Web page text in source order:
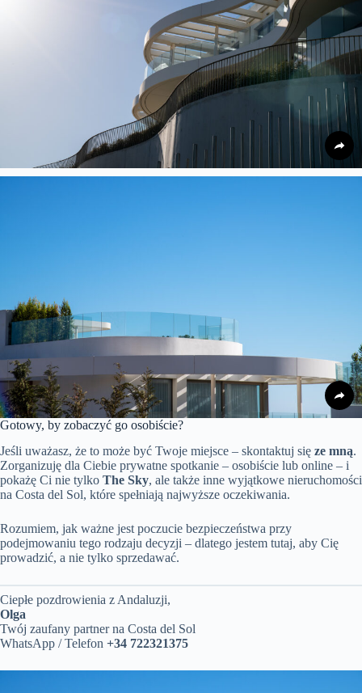
Gotowy, by zobaczyć go osobiście?
Jeśli uważasz, że to może być Twoje miejsce – skontaktuj się ze mną.
Zorganizuję dla Ciebie prywatne spotkanie – osobiście lub online – i
pokażę Ci nie tylko The Sky, ale także inne wyjątkowe nieruchomości
na Costa del Sol, które spełniają najwyższe oczekiwania.
Rozumiem, jak ważne jest poczucie bezpieczeństwa przy
podejmowaniu tego rodzaju decyzji – dlatego jestem tutaj, aby Cię
prowadzić, a nie tylko sprzedawać.
Ciepłe pozdrowienia z Andaluzji,
Olga
Twój zaufany partner na Costa del Sol
WhatsApp / Telefon +34 722321375